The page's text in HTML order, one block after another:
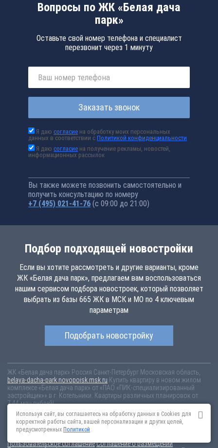
Вопросы по ЖК «Белая дача
парк»
Оставьте свой номер телефона и специалист
перезвонит через 1 минуту
Заказать звонок
Я даюсогласие на обработку моих персональных
данных в соответствии сПолитикой конфиденциальности
Я даюсогласие на получение рекламы, новостей,
информационных рассылок
Вы также можете позвонить самостоятельно и
получить консультацию по номеру
+7 (495) 021-41-76 (с 09:00 до 21:00)
Подбор подходящей новостройки
Если вы хотите рассмотреть и другие варианты, кроме
ЖК «Белая дача парк», предлагаем вам воспользоваться
нашим сервисом подбора новостроек, который позволяет
выбрать из базы 665 ЖК в МСК и МО по 4 ключевым
параметрам
Подобрать новостройку
ЖК «Белая дача парк» Россия Санкт-Петербург Московская область,
belaya-dacha-park.novopoisk.msk.ru Купить квартиру в новом жилом
комплексе «Белая дача парк» от «ПАО «ПИК-специализированный
застройщик»» в г. Котельники. Квартиры различных планировок от
7.44 млн рублей!
Новостройки Санкт-ПетербургаНовостройки Москвы
Информация на сайте взята из открытых источников, не является
Пользовательское соглашениеСоглашение о размещении
Используя сайт, вы соглашаетесь на обработку данных в Cookies для
корректной работы сайта, вашей персонализации и других целей,
предусмотренных Политикой